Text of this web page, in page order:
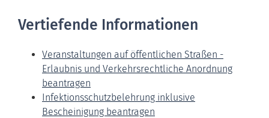
Vertiefende Informationen
Veranstaltungen auf öffentlichen Straßen -
Erlaubnis und Verkehrsrechtliche Anordnung
beantragen
Infektionsschutzbelehrung inklusive
Bescheinigung beantragen